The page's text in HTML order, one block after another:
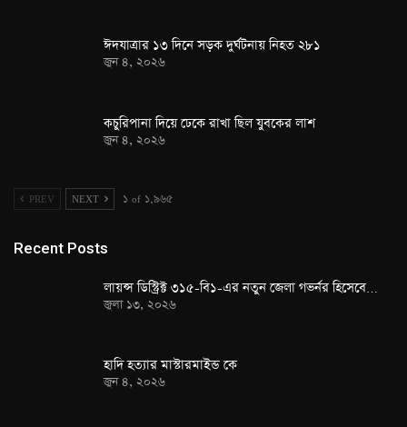
ঈদযাত্রার ১৩ দিনে সড়ক দুর্ঘটনায় নিহত ২৮১
জুন ৪, ২০২৬
কচুরিপানা দিয়ে ঢেকে রাখা ছিল যুবকের লাশ
জুন ৪, ২০২৬
PREV NEXT ১ of ১,৯৬৫
Recent Posts
লায়ন্স ডিস্ট্রিক্ট ৩১৫-বি১-এর নতুন জেলা গভর্নর হিসেবে…
জুলা ১৩, ২০২৬
হাদি হত্যার মাস্টারমাইন্ড কে
জুন ৪, ২০২৬